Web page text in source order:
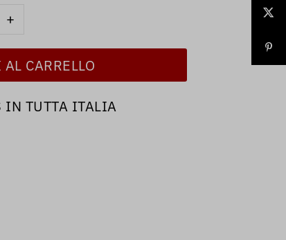
+
IN TUTTA ITALIA